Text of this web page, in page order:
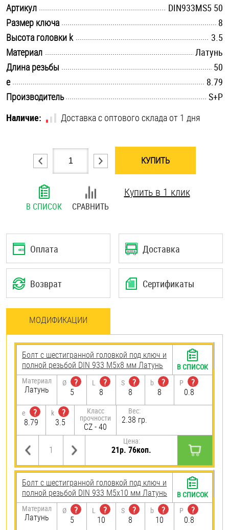
Хомуты
Шайбы
Шпильки
Шплинты
Штифты и пальцы
Артикул
DIN933MS5 50
Размер ключа
8
Высота головки k
3.5
Материал
Латунь
Длина резьбы
50
e
8.79
Производитель
S+P
Наличие:
Доставка с оптового склада от 1 дня
КУПИТЬ
В СПИСОК СРАВНИТЬ
Купить в 1 клик
Оплата Доставка
Возврат Сертификаты
МОДИФИКАЦИИ
Болт с шестигранной головкой под ключ и
полной резьбой DIN 933 М5х8 мм Латунь
Материал
Латунь
Ø
?
5
L
?
8
S
?
8
b
?
8
P
?
0.8
e
?
8.79
k
?
3.5
Класс
прочности
CZ - 40
Вес:
2.38 гр.
Цена:
21р. 76коп.
В СПИСОК
Болт с шестигранной головкой под ключ и
полной резьбой DIN 933 М5х10 мм Латунь
Материал
Латунь
Ø
?
5
L
?
10
S
?
8
b
?
10
P
?
0.8
В СПИСОК